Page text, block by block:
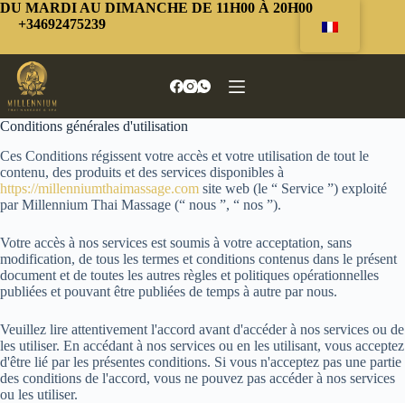
Passer
DU MARDI AU DIMANCHE DE 11H00 À 20H00
+34692475239
Conditions générales d'utilisation
Ces Conditions régissent votre accès et votre utilisation de tout le
contenu, des produits et des services disponibles à
https://millenniumthaimassage.com site web (le “ Service ”) exploité
par Millennium Thai Massage (“ nous ”, “ nos ”).
Votre accès à nos services est soumis à votre acceptation, sans
modification, de tous les termes et conditions contenus dans le présent
document et de toutes les autres règles et politiques opérationnelles
publiées et pouvant être publiées de temps à autre par nous.
Veuillez lire attentivement l'accord avant d'accéder à nos services ou de
les utiliser. En accédant à nos services ou en les utilisant, vous acceptez
d'être lié par les présentes conditions. Si vous n'acceptez pas une partie
des conditions de l'accord, vous ne pouvez pas accéder à nos services
ou les utiliser.